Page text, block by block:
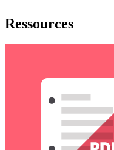
Ressources